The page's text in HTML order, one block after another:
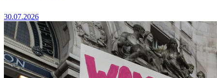
30.07.2026